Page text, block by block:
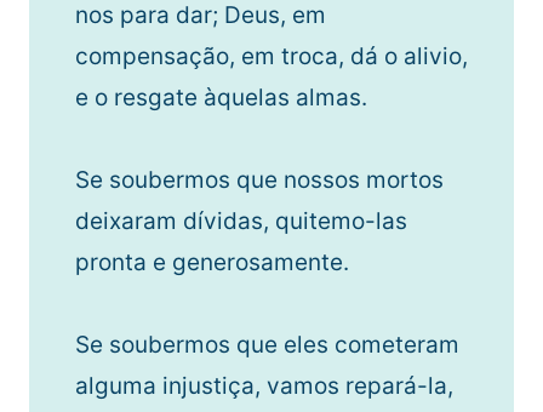
nos para dar; Deus, em
compensação, em troca, dá o alivio,
e o resgate àquelas almas.
Se soubermos que nossos mortos
deixaram dívidas, quitemo-las
pronta e generosamente.
Se soubermos que eles cometeram
alguma injustiça, vamos repará-la,